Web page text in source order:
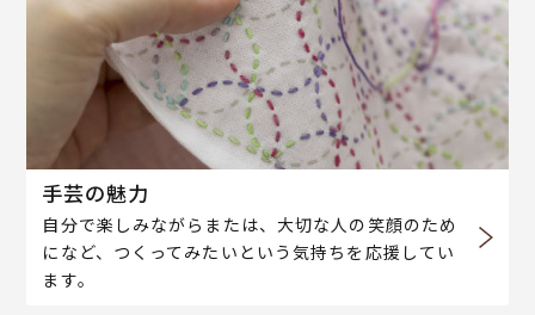
手芸の魅力
自分で楽しみながらまたは、大切な人の笑顔のため
になど、つくってみたいという気持ちを応援してい
ます。